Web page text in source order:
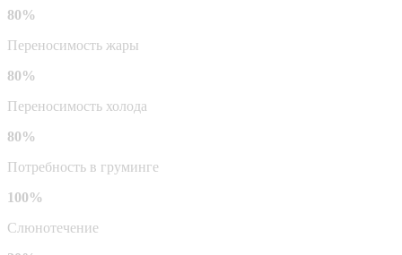
80%
Переносимость жары
80%
Переносимость холода
80%
Потребность в груминге
100%
Слюнотечение